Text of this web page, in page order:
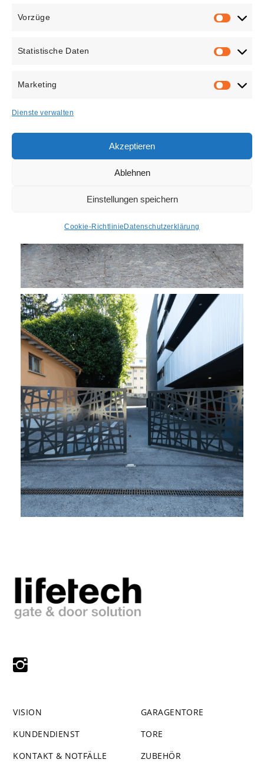
Vorzüge
Statistische Daten
Marketing
Dienste verwalten
Akzeptieren
Ablehnen
Einstellungen speichern
Cookie-Richtlinie Datenschutzerklärung
PROJECT 5424
PROJECT 6267
Flügeltore
VISION
KUNDENDIENST
KONTAKT & NOTFÄLLE
GARAGENTORE
TORE
ZUBEHÖR